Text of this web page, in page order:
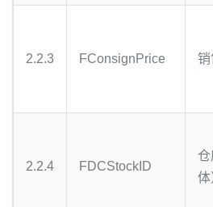
2.2.3 FConsignPrice 销
2.2.4 FDCStockID
仓
体